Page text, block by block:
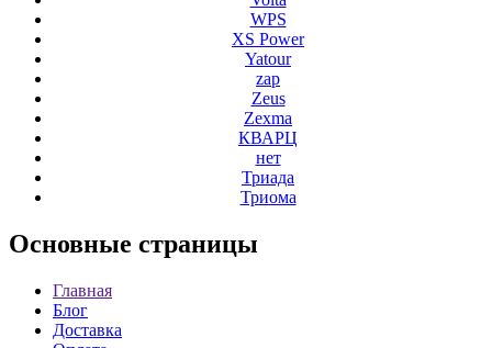
WPS
XS Power
Yatour
zap
Zeus
Zexma
КВАРЦ
нет
Триада
Триома
Основные страницы
Главная
Блог
Доставка